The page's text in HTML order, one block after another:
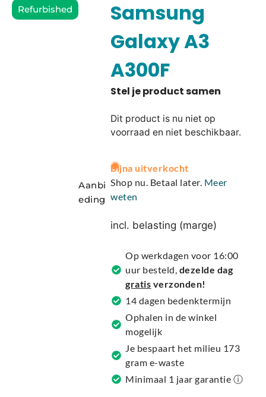
Refurbished
Aanbi
eding
Samsung
Galaxy A3
A300F
Dit product is nu niet op
voorraad en niet beschikbaar.
A
l
t
r
t
v
e
:
Bijna uitverkocht
Shop nu. Betaal later. Meer
weten
incl. belasting (marge)
Op werkdagen voor 16:00
uur besteld, dezelde dag
gratis verzonden!
14 dagen bedenktermijn
Ophalen in de winkel
mogelijk
Je bespaart het milieu 173
gram e-waste
Minimaal 1 jaar garantie ⓘ